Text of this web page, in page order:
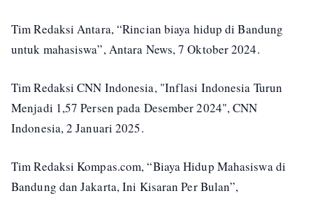
Tim Redaksi Antara, “Rincian biaya hidup di Bandung
untuk mahasiswa”, Antara News, 7 Oktober 2024.
Tim Redaksi CNN Indonesia, "Inflasi Indonesia Turun
Menjadi 1,57 Persen pada Desember 2024", CNN
Indonesia, 2 Januari 2025.
Tim Redaksi Kompas.com, “Biaya Hidup Mahasiswa di
Bandung dan Jakarta, Ini Kisaran Per Bulan”,